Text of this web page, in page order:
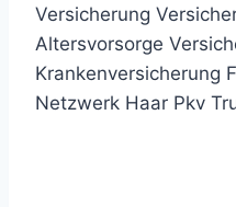
Versicherung
Altersvorsorge
Krankenversicherung
Netzwerk Haar Pkv